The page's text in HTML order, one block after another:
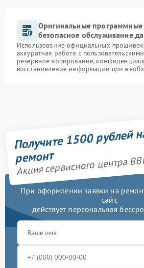
Оригинальные
безопасное обслуживание
Использование официальных
аккуратная работа с
резервное копирование,
восстановление информации при
Получите 1500 рублей
ремонт
Акция сервисного центра
При оформлении заявки на
сайт,
действует персональная